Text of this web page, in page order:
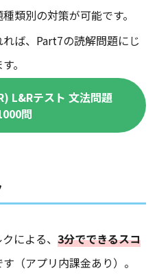
類別の対策が可能です。
ば、Part7の読解問題にじ
。
L&Rテスト 文法問題
問
による、 3分でできるスコ
す（アプリ内課金あり）。